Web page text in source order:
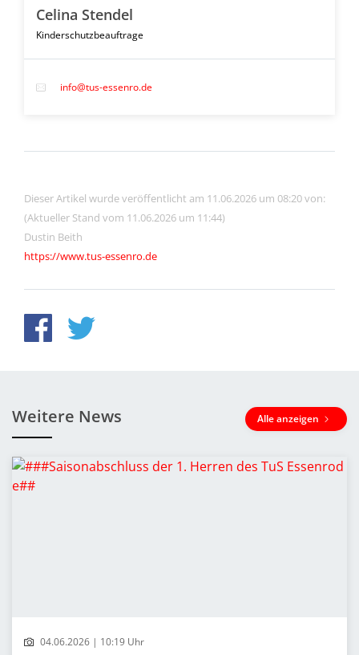
Celina Stendel
Kinderschutzbeauftrage
info@tus-essenro.de
Dieser Artikel wurde veröffentlicht am 11.06.2026 um 08:20 von:
(Aktueller Stand vom 11.06.2026 um 11:44)
Dustin Beith
https://www.tus-essenro.de
Weitere News Alle anzeigen
04.06.2026 | 10:19 Uhr